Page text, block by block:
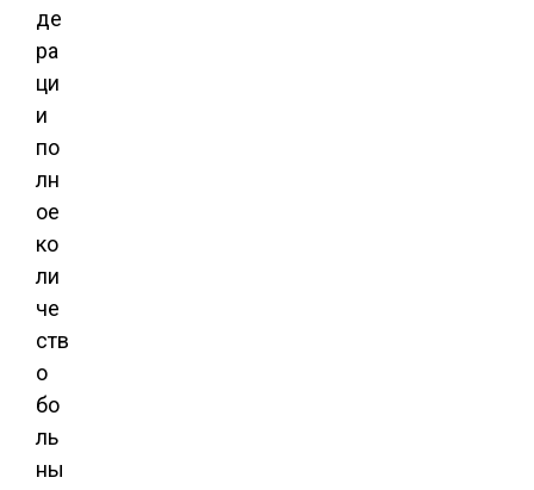
де
ра
ци
и
по
лн
ое
ко
ли
че
ств
о
бо
ль
ны